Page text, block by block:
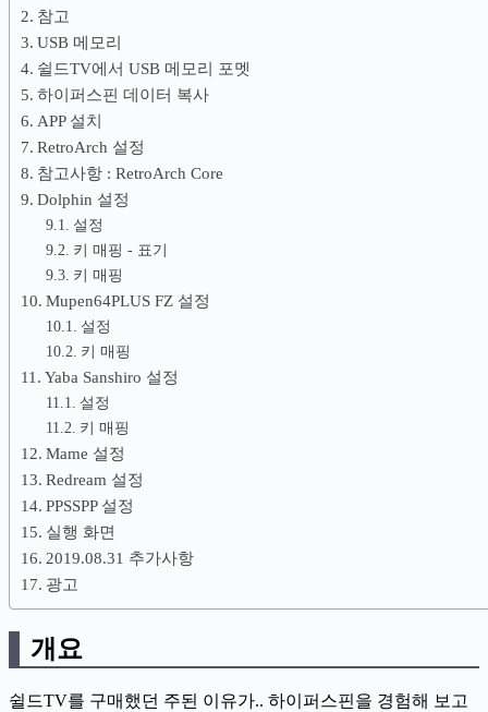
참고
USB 메모리
쉴드TV에서 USB 메모리 포멧
하이퍼스핀 데이터 복사
APP 설치
RetroArch 설정
참고사항 : RetroArch Core
Dolphin 설정
설정
키 매핑 - 표기
키 매핑
Mupen64PLUS FZ 설정
설정
키 매핑
Yaba Sanshiro 설정
설정
키 매핑
Mame 설정
Redream 설정
PPSSPP 설정
실행 화면
2019.08.31 추가사항
광고
개요
쉴드TV를 구매했던 주된 이유가.. 하이퍼스핀을 경험해 보고